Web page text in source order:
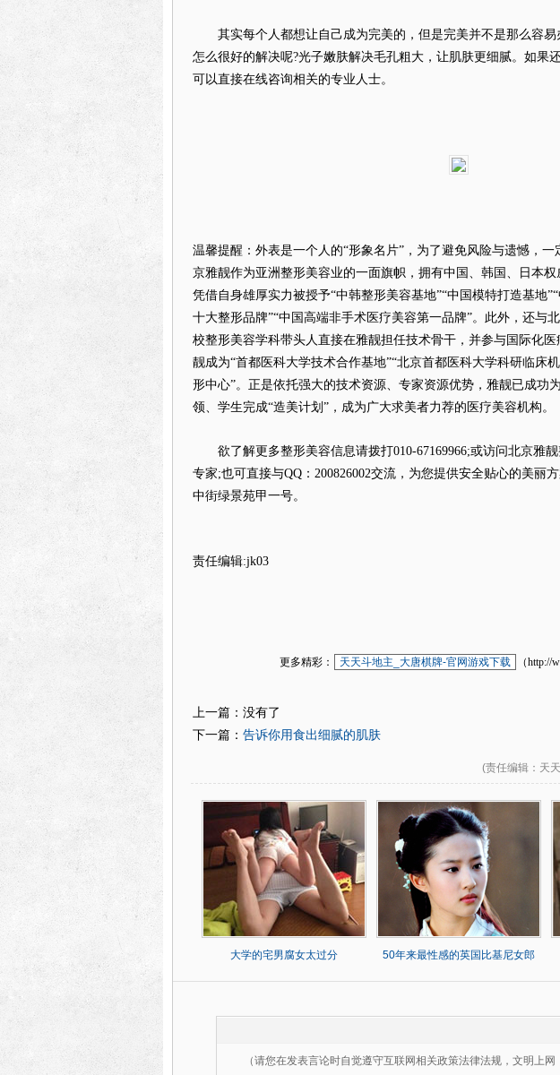
其实每个人都想让自己成为完美的，但是完美并不是那么容易
怎么很好的解决呢?光子嫩肤解决毛孔粗大，让肌肤更细腻。如果
可以直接在线咨询相关的专业人士。
温馨提醒：外表是一个人的“形象名片”，为了避免风险与遗憾，
京雅靓作为亚洲整形美容业的一面旗帜，拥有中国、韩国、日本权
凭借自身雄厚实力被授予“中韩整形美容基地”“中国模特打造基地
十大整形品牌”“中国高端非手术医疗美容第一品牌”。此外，还与
校整形美容学科带头人直接在雅靓担任技术骨干，并参与国际化
靓成为“首都医科大学技术合作基地”“北京首都医科大学科研临床
形中心”。正是依托强大的技术资源、专家资源优势，雅靓已成功
领、学生完成“造美计划”，成为广大求美者力荐的医疗美容机构。
欲了解更多整形美容信息请拨打010-67169966;或访问北京雅
专家;也可直接与QQ：200826002交流，为您提供安全贴心的美丽
中街绿景苑甲一号。
责任编辑:jk03
更多精彩： 天天斗地主_大唐棋牌-官网游戏下载 （http://
上一篇：没有了
下一篇： 告诉你用食出细腻的肌肤
(责任编辑 ：天
大学的宅男腐女太过分 50年来最性感的英国比基尼女郎
（请您在发表言论时自觉遵守互联网相关政策法律法规，文明上网